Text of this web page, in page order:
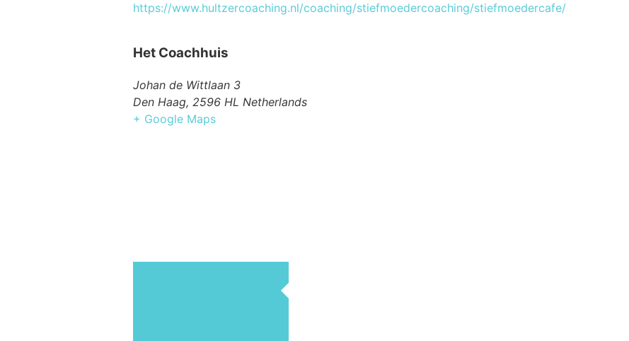
https://www.hultzercoaching.nl/coaching/stiefmoedercoaching/stiefmoedercafe/
Het Coachhuis
Johan de Wittlaan 3
Den Haag, 2596 HL Netherlands
+ Google Maps